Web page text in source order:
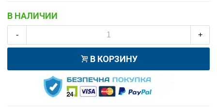
В НАЛИЧИИ
- +
В КОРЗИНУ